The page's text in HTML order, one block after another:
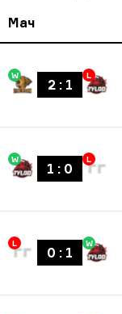
Мач
W
2: 1
L
W
1 : 0
L
L
0 : 1
W